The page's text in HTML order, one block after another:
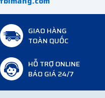
GIAO HÀNG
TOÀN QUỐC
HỖ TRỢ ONLINE
BÁO GIÁ 24/7